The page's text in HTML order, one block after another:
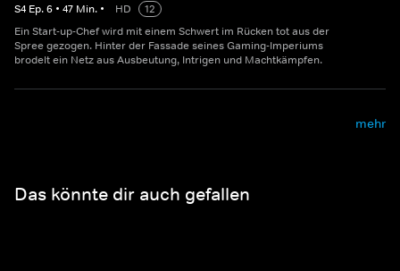
S4 Ep.6 • 47 Min. • HD
12
Ein Start-up-Chef wird mit einem Schwert im Rücken tot aus der
Spree gezogen. Hinter der Fassade seines Gaming-Imperiums
brodelt ein Netz aus Ausbeutung, Intrigen und Machtkämpfen.
mehr
Das könnte dir auch gefallen